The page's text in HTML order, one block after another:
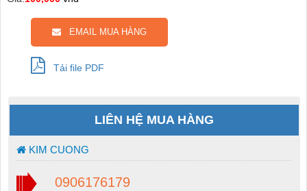
EMAIL MUA HÀNG
Tải file PDF
LIÊN HỆ MUA HÀNG
KIM CUONG
0906176179